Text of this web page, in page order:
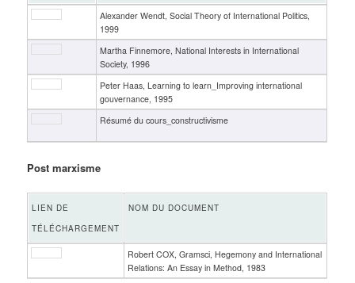
Alexander Wendt, Social Theory of International Politics,
1999
Martha Finnemore, National Interests in International
Society, 1996
Peter Haas, Learning to learn_Improving international
gouvernance, 1995
Résumé du cours_constructivisme
Post marxisme
LIEN DE
TÉLÉCHARGEMENT
NOM DU DOCUMENT
Robert COX, Gramsci, Hegemony and International
Relations: An Essay in Method, 1983